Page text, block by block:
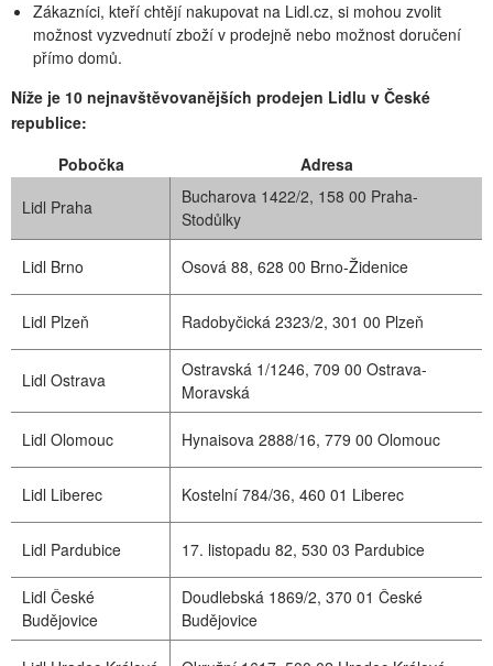
Zákazníci, kteří chtějí nakupovat na Lidl.cz, si mohou zvolit
možnost vyzvednutí zboží v prodejně nebo možnost doručení
přímo domů.
Níže je 10 nejnavštěvovanějších prodejen Lidlu v České
republice:
Pobočka
Adresa
Lidl Praha
Bucharova 1422/2, 158 00 Praha-
Stodůlky
Lidl Brno Osová 88, 628 00 Brno-Židenice
Lidl Plzeň Radobyčická 2323/2, 301 00 Plzeň
Lidl Ostrava
Ostravská 1/1246, 709 00 Ostrava-
Moravská
Lidl Olomouc Hynaisova 2888/16, 779 00 Olomouc
Lidl Liberec Kostelní 784/36, 460 01 Liberec
Lidl Pardubice 17. listopadu 82, 530 03 Pardubice
Lidl České
Budějovice
Doudlebská 1869/2, 370 01 České
Budějovice